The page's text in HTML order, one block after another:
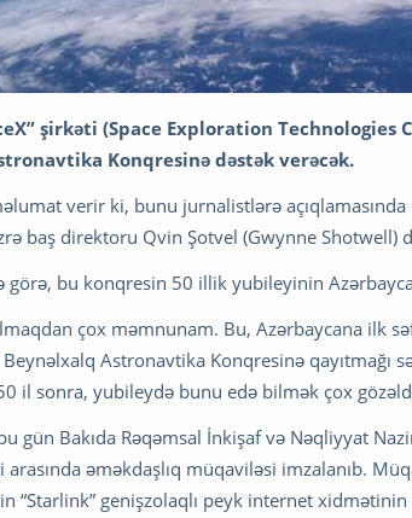
şirkəti (Space Exploration
Konqresinə dəstək verəcək.
verir ki, bunu jurnalistlərə açıqlamasında
baş direktoru Qvin Şotvel (Gwynne Shotwell)
görə, bu konqresin 50 illik yubileyinin
çox məmnunam. Bu, Azərbaycana ilk
Astronavtika Konqresinə qayıtmağı
il sonra, yubileydə bunu edə bilmək çox
gün Bakıda Rəqəmsal İnkişaf və Nəqliyyat
arasında əməkdaşlıq müqaviləsi imzalanıb.
“Starlink” genişzolaqlı peyk internet xidmətinin